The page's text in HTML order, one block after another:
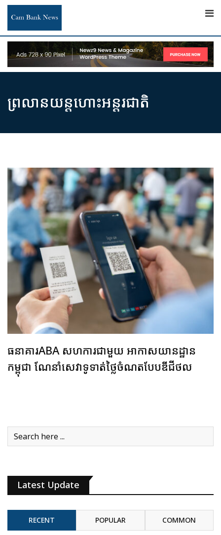
Skip
content
ព្រលានយន្តហោះអន្តរជាតិ
ធនាគារABA សហការជាមួយ អាកាសយានដ្ឋាន
កម្ពុជា ណែនាំសេវាទូទាត់​ថ្លៃ​ចំណត​បែប​ឌីជី​ថ​​ល
Latest Update
RECENT POPULAR COMMON